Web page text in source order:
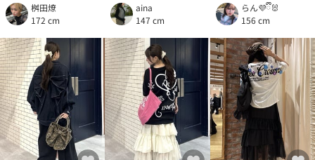
桝田燎
172 cm
aina
147 cm
らん💜ྀི🐰
156 cm